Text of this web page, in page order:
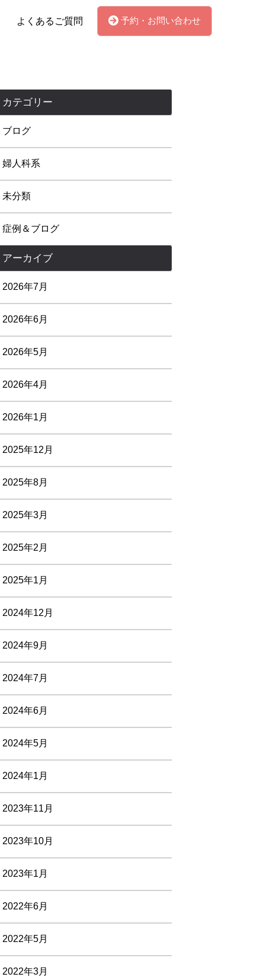
よくあるご質問 予約・お問い合わせ
カテゴリー
ブログ
婦人科系
未分類
症例＆ブログ
アーカイブ
2026年7月
2026年6月
2026年5月
2026年4月
2026年1月
2025年12月
2025年8月
2025年3月
2025年2月
2025年1月
2024年12月
2024年9月
2024年7月
2024年6月
2024年5月
2024年1月
2023年11月
2023年10月
2023年1月
2022年6月
2022年5月
2022年3月